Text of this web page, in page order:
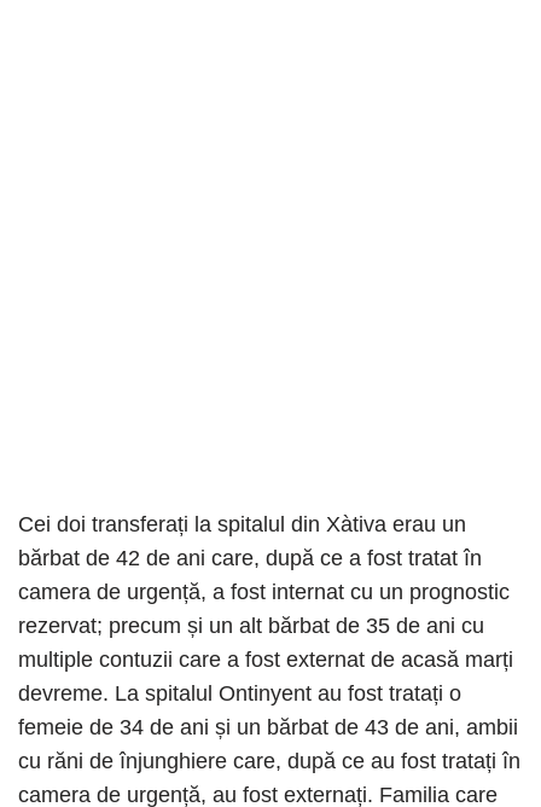
Cei doi transferați la spitalul din Xàtiva erau un
bărbat de 42 de ani care, după ce a fost tratat în
camera de urgență, a fost internat cu un prognostic
rezervat; precum și un alt bărbat de 35 de ani cu
multiple contuzii care a fost externat de acasă marți
devreme. La spitalul Ontinyent au fost tratați o
femeie de 34 de ani și un bărbat de 43 de ani, ambii
cu răni de înjunghiere care, după ce au fost tratați în
camera de urgență, au fost externați. Familia care